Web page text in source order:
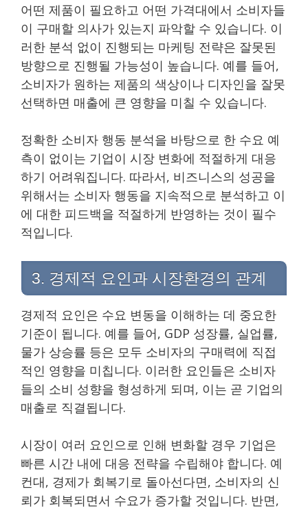
어떤 제품이 필요하고 어떤 가격대에서 소비자들
이 구매할 의사가 있는지 파악할 수 있습니다. 이
러한 분석 없이 진행되는 마케팅 전략은 잘못된
방향으로 진행될 가능성이 높습니다. 예를 들어,
소비자가 원하는 제품의 색상이나 디자인을 잘못
선택하면 매출에 큰 영향을 미칠 수 있습니다.
정확한 소비자 행동 분석을 바탕으로 한 수요 예
측이 없이는 기업이 시장 변화에 적절하게 대응
하기 어려워집니다. 따라서, 비즈니스의 성공을
위해서는 소비자 행동을 지속적으로 분석하고 이
에 대한 피드백을 적절하게 반영하는 것이 필수
적입니다.
3. 경제적 요인과 시장환경의 관계
경제적 요인은 수요 변동을 이해하는 데 중요한
기준이 됩니다. 예를 들어, GDP 성장률, 실업률,
물가 상승률 등은 모두 소비자의 구매력에 직접
적인 영향을 미칩니다. 이러한 요인들은 소비자
들의 소비 성향을 형성하게 되며, 이는 곧 기업의
매출로 직결됩니다.
시장이 여러 요인으로 인해 변화할 경우 기업은
빠른 시간 내에 대응 전략을 수립해야 합니다. 예
컨대, 경제가 회복기로 돌아선다면, 소비자의 신
뢰가 회복되면서 수요가 증가할 것입니다. 반면,